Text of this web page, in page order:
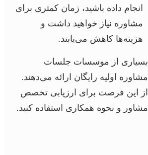
انجام داده باشید، زمان کمتری برای
مشاوره نیاز خواهید داشت و
هزینه‌ها کاهش می‌یابند.
بسیاری از موسسات جلسات
مشاوره اولیه رایگان ارائه می‌دهند.
از این فرصت برای ارزیابی تخصص
مشاور و نحوه همکاری استفاده کنید.